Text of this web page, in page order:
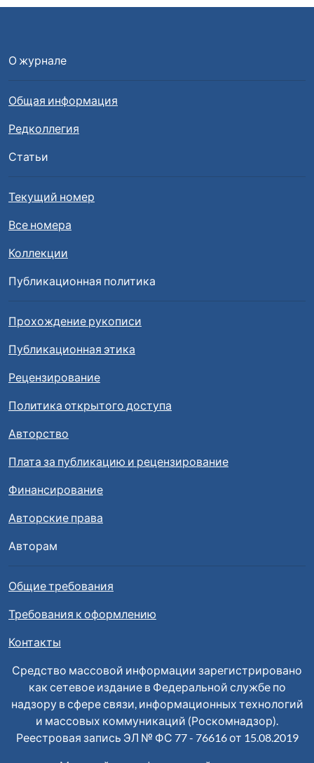
О журнале
Общая информация
Редколлегия
Статьи
Текущий номер
Все номера
Коллекции
Публикационная политика
Прохождение рукописи
Публикационная этика
Рецензирование
Политика открытого доступа
Авторство
Плата за публикацию и рецензирование
Финансирование
Авторские права
Авторам
Общие требования
Требования к оформлению
Контакты
Средство массовой информации зарегистрировано
как сетевое издание в Федеральной службе по
надзору в сфере связи, информационных технологий
и массовых коммуникаций (Роскомнадзор).
Реестровая запись ЭЛ № ФС 77 - 76616 от 15.08.2019